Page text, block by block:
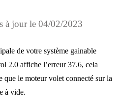
à jour le 04/02/2023
de votre système gainable
2.0 affiche l’erreur 37.6, cela
que le moteur volet connecté sur la
à vide.